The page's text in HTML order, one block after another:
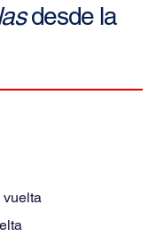
desde la
vuelta